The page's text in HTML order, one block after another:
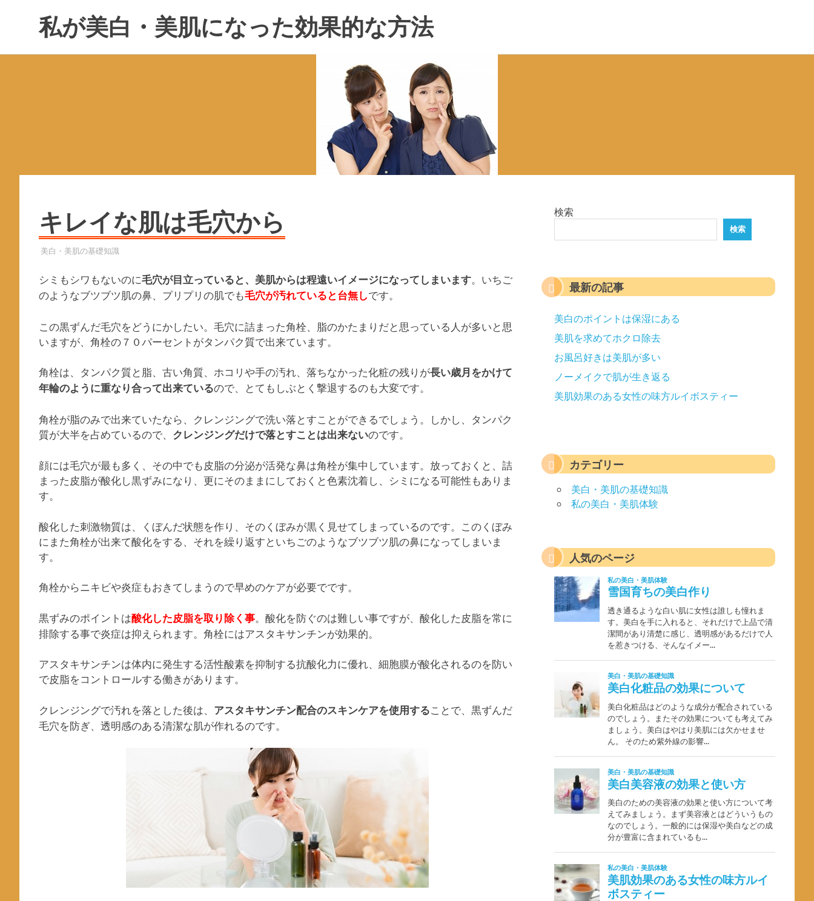
私が美白・美肌になった効果的な方法
キレイな肌は毛穴から
2022年12月24日
YYYPRO
美白・美肌の基礎知識
シミもシワもないのに毛穴が目立っていると、美肌からは程遠いイメージになってしまいます 。いちご
のようなブツブツ肌の鼻、プリプリの肌でも毛穴が汚れていると台無しです。
この黒ずんだ毛穴をどうにかしたい。毛穴に詰まった角栓、脂のかたまりだと思っている人が多いと思
いますが、角栓の７０パーセントがタンパク質で出来ています。
角栓は、タンパク質と脂、古い角質、ホコリや手の汚れ、落ちなかった化粧の残りが長い歳月をかけて
年輪のように重なり合って出来ているので、とてもしぶとく撃退するのも大変です。
角栓が脂のみで出来ていたなら、クレンジングで洗い落とすことができるでしょう。しかし、タンパク
質が大半を占めているので、 クレンジングだけで落とすことは出来ないのです。
顔には毛穴が最も多く、その中でも皮脂の分泌が活発な鼻は角栓が集中しています。放っておくと、詰
まった皮脂が酸化し黒ずみになり、更にそのままにしておくと色素沈着し、シミになる可能性もありま
す。
酸化した刺激物質は、くぼんだ状態を作り、そのくぼみが黒く見せてしまっているのです。このくぼみ
にまた角栓が出来て酸化をする、それを繰り返すといちごのようなブツブツ肌の鼻になってしまいま
す。
角栓からニキビや炎症もおきてしまうので早めのケアが必要でです。
黒ずみのポイントは酸化した皮脂を取り除く事 。酸化を防ぐのは難しい事ですが、酸化した皮脂を常に
排除する事で炎症は抑えられます。角栓にはアスタキサンチンが効果的。
アスタキサンチンは体内に発生する活性酸素を抑制する抗酸化力に優れ、細胞膜が酸化されるのを防い
で皮脂をコントロールする働きがあります。
クレンジングで汚れを落とした後は、 アスタキサンチン配合のスキンケアを使用する ことで、黒ずんだ
毛穴を防ぎ、透明感のある清潔な肌が作れるのです。
検索
検索
最新の記事
美白のポイントは保湿にある
美肌を求めてホクロ除去
お風呂好きは美肌が多い
ノーメイクで肌が生き返る
美肌効果のある女性の味方ルイボスティー
カテゴリー
美白・美肌の基礎知識
私の美白・美肌体験
人気のページ